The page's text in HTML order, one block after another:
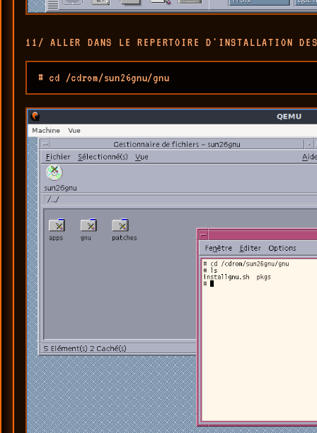
11/ ALLER DANS LE REPERTOIRE D'INSTALLATION
# cd /cdrom/sun26gnu/gnu